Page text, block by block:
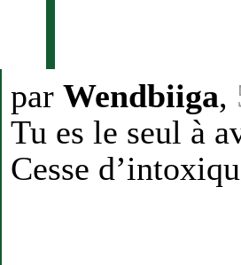
par Wendbiiga,
Tu es le seul à
Cesse